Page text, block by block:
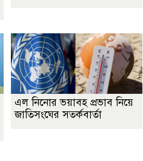
এল নিনোর ভয়াবহ প্রভাব নিয়ে
জাতিসংঘের সতর্কবার্তা